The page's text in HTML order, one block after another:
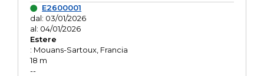
E2600001
dal: 03/01/2026
al: 04/01/2026
Estere
: Mouans-Sartoux, Francia
18 m
--